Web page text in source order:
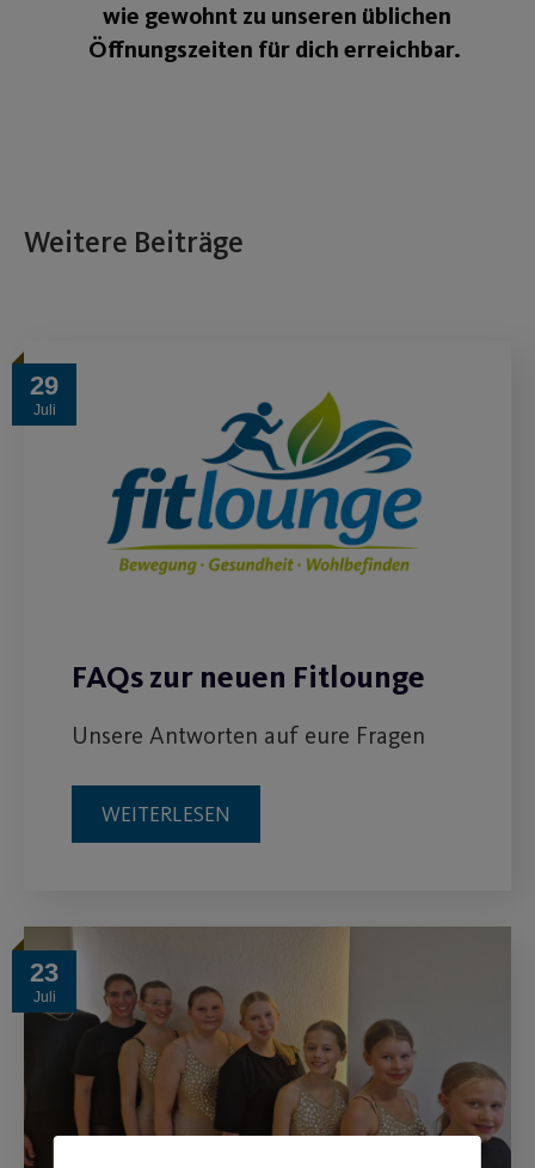
wie gewohnt zu unseren üblichen
Öffnungszeiten für dich erreichbar.
Weitere Beiträge
29
Juli
FAQs zur neuen Fitlounge
Unsere Antworten auf eure Fragen
WEITERLESEN
23
Juli